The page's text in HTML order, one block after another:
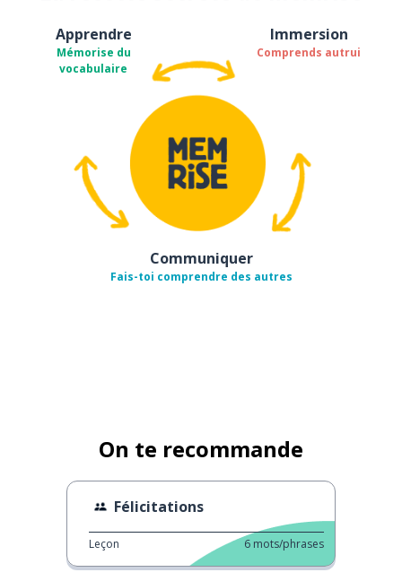
Apprendre
Mémorise du
vocabulaire
Immersion
Comprends autrui
Communiquer
Fais-toi comprendre des autres
On te recommande
Félicitations
Leçon 6 mots/phrases